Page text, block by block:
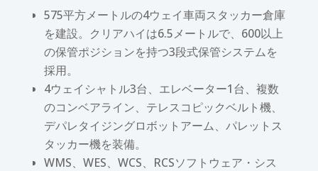
575平方メートルの4ウェイ車両スタッカー倉庫
を建設。クリアハイは6.5メートルで、600以上
の保管ポジションを持つ3段式保管システムを
採用。
4ウェイシャトル3台、エレベーター1台、複数
のコンベアライン、テレスコピックベルト機、
デパレタイジングロボットアーム、パレットス
タッカー機を装備。
WMS、WES、WCS、RCSソフトウェア・シス